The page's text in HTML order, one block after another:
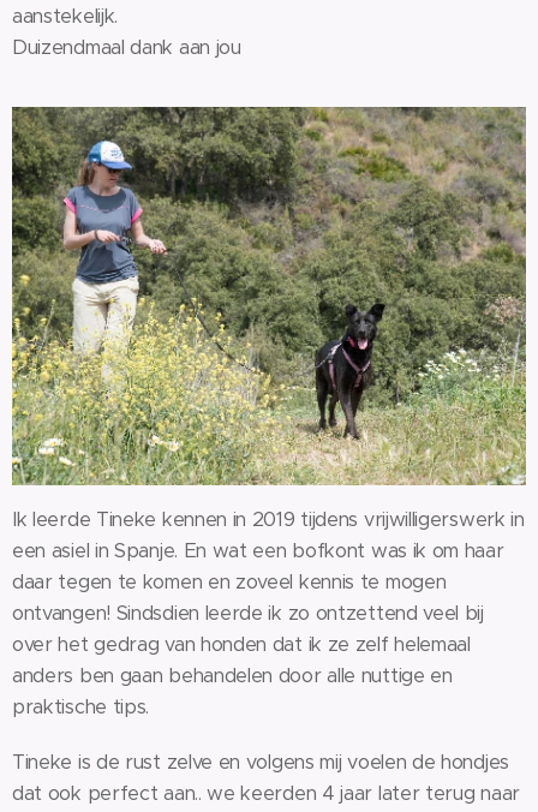
aanstekelijk.
Duizendmaal dank aan jou ❤️
Ik leerde Tineke kennen in 2019 tijdens vrijwilligerswerk in
een asiel in Spanje. En wat een bofkont was ik om haar
daar tegen te komen en zoveel kennis te mogen
ontvangen! Sindsdien leerde ik zo ontzettend veel bij
over het gedrag van honden dat ik ze zelf helemaal
anders ben gaan behandelen door alle nuttige en
praktische tips.
Tineke is de rust zelve en volgens mij voelen de hondjes
dat ook perfect aan.. we keerden 4 jaar later terug naar